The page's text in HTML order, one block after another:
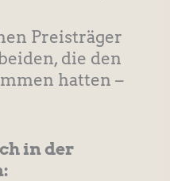
Preisträger
die den
hatten –
in der